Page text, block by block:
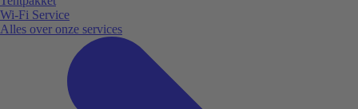
Wi-Fi Service
Alles over onze services